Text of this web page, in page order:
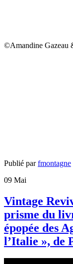
©Amandine Gazeau
Publié parfmontagne
09 Mai
Vintage
prisme du
épopée des
l’Italie », de